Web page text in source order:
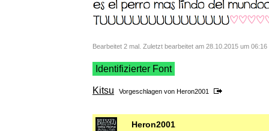
Bearbeitet 2 mal. Zuletzt bearbeitet am 28.10.2015 um
Identifizierter Font
Kitsu Vorgeschlagen von Heron2001
Heron2001